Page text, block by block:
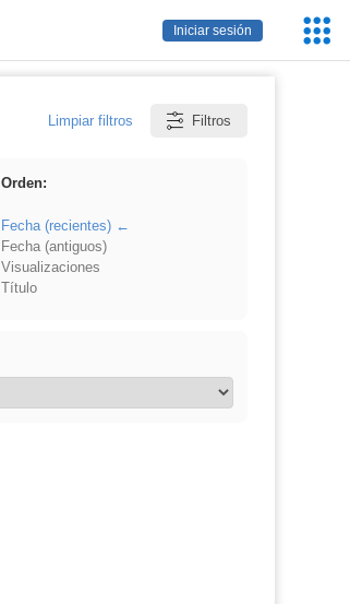
Iniciar sesión
Limpiar filtros Filtros
Orden:
Fecha (recientes)
Fecha (antiguos)
Visualizaciones
Título